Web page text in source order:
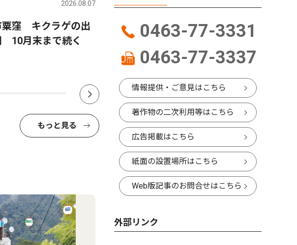
2026.08.07
粟窪 キクラゲの出
10月末まで続く
伊勢原
山王･中沢中サッカー部 合同
チーム初の県制覇 竹馬の友
が一丸に
定で
もっと見る
0463-77-3331
0463-77-3337
情報提供・ご意見はこちら
著作物の二次利用等はこちら
広告掲載はこちら
紙面の設置場所はこちら
Web版記事のお問合せはこちら
外部リンク